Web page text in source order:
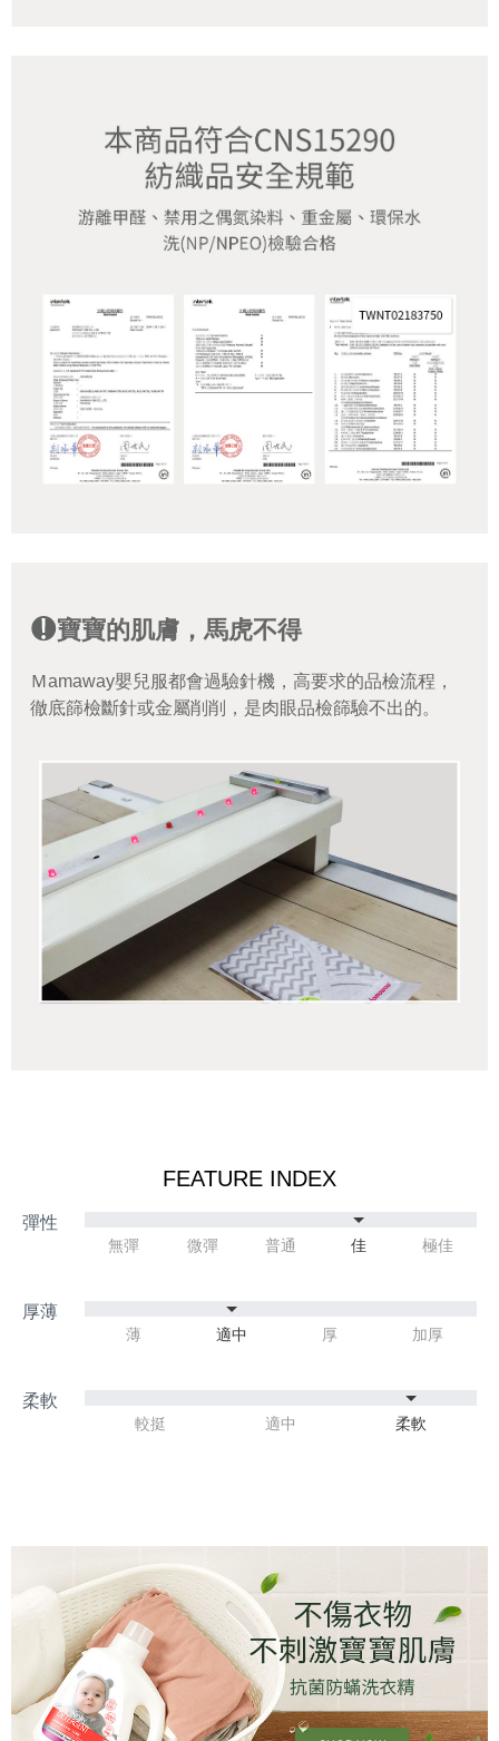
寶寶的肌膚，馬虎不得
Ｍamaway嬰兒服都會過驗針機，高要求的品檢流程，
徹底篩檢斷針或金屬削削，是肉眼品檢篩驗不出的。
FEATURE INDEX
無彈 微彈 普通 佳 極佳
薄 適中 厚 加厚
較挺 適中 柔軟